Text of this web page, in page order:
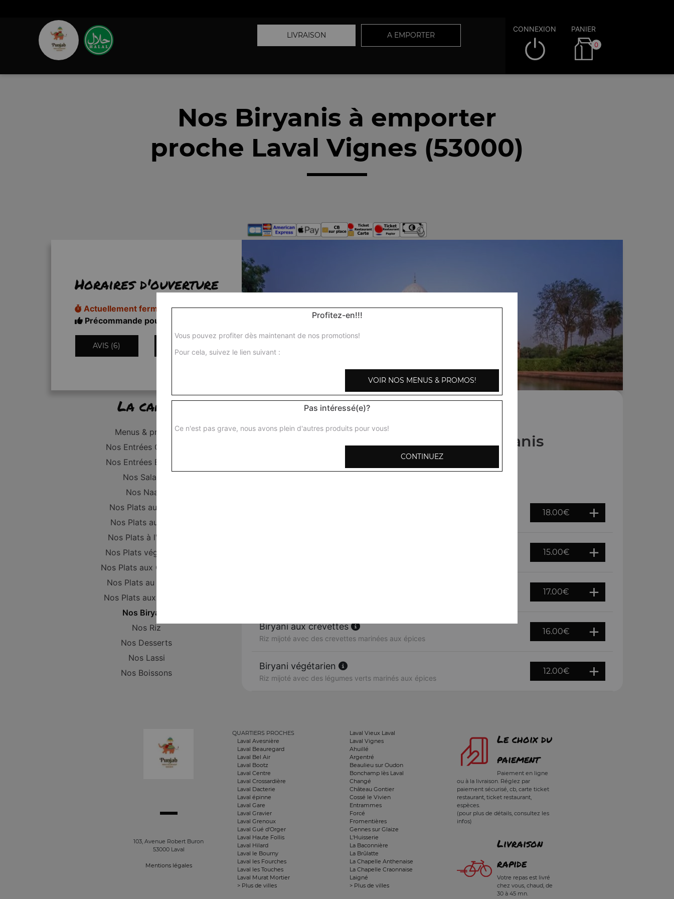
LIVRAISON A EMPORTER
CONNEXION PANIER
0
Nos Biryanis à emporter
proche Laval Vignes (53000)
Horaires d'ouverture
Actuellement fermé
Précommande pour 18h50
AVIS (6)
La carte
Menus & promos
Nos Entrées Grillades
Nos Entrées Beignets
Nos Salades
Nos Naans
Nos Plats au Poulet
Nos Plats au Boeuf
Nos Plats à l'Agneau
Nos Plats végétariens
Nos Plats aux Crevettes
Nos Plats au Poisson
Nos Plats aux Gambas
Nos Biryanis
Nos Riz
Nos Desserts
Nos Lassi
Nos Boissons
Nos Biryanis
18.00€
15.00€
17.00€
Biryani aux crevettes
Riz mijoté avec des crevettes marinées aux épices
16.00€
Biryani végétarien
Riz mijoté avec des légumes verts marinés aux épices
12.00€
103, Avenue Robert Buron
53000 Laval
Mentions légales
QUARTIERS PROCHES
Laval Avesnière
Laval Beauregard
Laval Bel Air
Laval Bootz
Laval Centre
Laval Crossardière
Laval Dacterie
Laval épinne
Laval Gare
Laval Gravier
Laval Grenoux
Laval Gué d'Orger
Laval Haute Follis
Laval Hilard
Laval le Bourny
Laval les Fourches
Laval les Touches
Laval Murat Mortier
> Plus de villes
Laval Vieux Laval
Laval Vignes
Ahuillé
Argentré
Beaulieu sur Oudon
Bonchamp lès Laval
Changé
Château Gontier
Cossé le Vivien
Entrammes
Forcé
Fromentières
Gennes sur Glaize
L'Huisserie
La Baconnière
La Brûlatte
La Chapelle Anthenaise
La Chapelle Craonnaise
Laigné
> Plus de villes
Le choix du
paiement
Paiement en ligne
ou à la livraison. Réglez par
paiement sécurisé, cb, carte ticket
restaurant, ticket restaurant,
espèces.
(pour plus de détails, consultez les
infos)
Livraison
rapide
Votre repas est livré
chez vous, chaud, de
30 à 45 mn.
Profitez-en!!!
Vous pouvez profiter dès maintenant de nos promotions!
Pour cela, suivez le lien suivant :
VOIR NOS MENUS & PROMOS!
Pas intéressé(e)?
Ce n'est pas grave, nous avons plein d'autres produits pour vous!
CONTINUEZ